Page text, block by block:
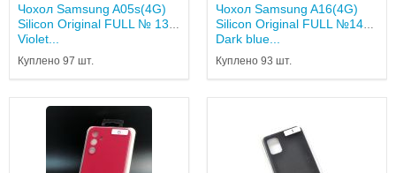
Чохол Samsung A05s(4G)
Silicon Original FULL № 13
Violet...
Куплено 97 шт.
Чохол Samsung A16(4G)
Silicon Original FULL №14
Dark blue...
Куплено 93 шт.